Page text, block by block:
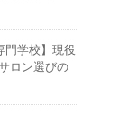
門学校】現役
ロン選びの